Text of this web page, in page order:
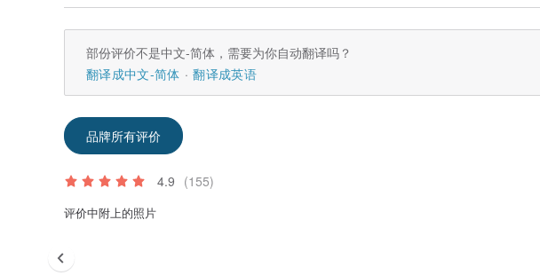
部份评价不是中文-简体，需要为你自动翻译吗？
翻译成中文-简体
翻译成英语
品牌所有评价
4.9 (155)
评价中附上的照片